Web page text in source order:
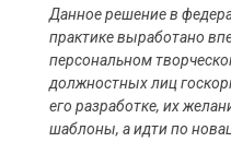
Данное решение в
практике выработано
персональном
должностных лиц
его разработке, их
шаблоны, а идти по